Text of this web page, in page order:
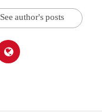
See author's posts